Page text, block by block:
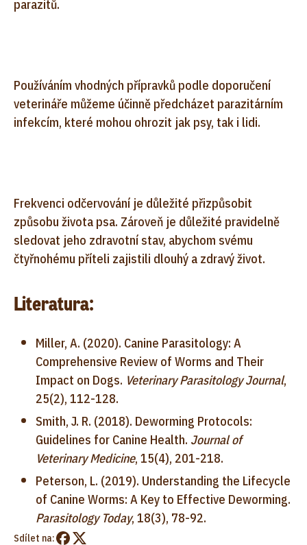
parazitů.
Používáním vhodných přípravků podle doporučení
veterináře můžeme účinně předcházet parazitárním
infekcím, které mohou ohrozit jak psy, tak i lidi.
Frekvenci odčervování je důležité přizpůsobit
způsobu života psa. Zároveň je důležité pravidelně
sledovat jeho zdravotní stav, abychom svému
čtyřnohému příteli zajistili dlouhý a zdravý život.
Literatura:
Miller, A. (2020). Canine Parasitology: A
Comprehensive Review of Worms and Their
Impact on Dogs. Veterinary Parasitology Journal,
25(2), 112-128.
Smith, J. R. (2018). Deworming Protocols:
Guidelines for Canine Health. Journal of
Veterinary Medicine, 15(4), 201-218.
Peterson, L. (2019). Understanding the Lifecycle
of Canine Worms: A Key to Effective Deworming.
Parasitology Today, 18(3), 78-92.
Sdílet na: